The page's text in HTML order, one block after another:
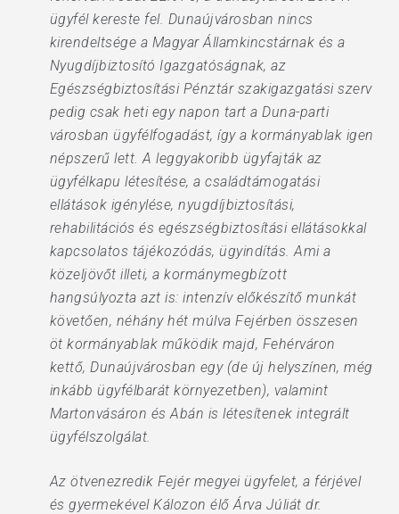
ügyfél kereste fel. Dunaújvárosban nincs
kirendeltsége a Magyar Államkincstárnak és a
Nyugdíjbiztosító Igazgatóságnak, az
Egészségbiztosítási Pénztár szakigazgatási szerv
pedig csak heti egy napon tart a Duna-parti
városban ügyfélfogadást, így a kormányablak igen
népszerű lett. A leggyakoribb ügyfajták az
ügyfélkapu létesítése, a családtámogatási
ellátások igénylése, nyugdíjbiztosítási,
rehabilitációs és egészségbiztosítási ellátásokkal
kapcsolatos tájékozódás, ügyindítás. Ami a
közeljövőt illeti, a kormánymegbízott
hangsúlyozta azt is: intenzív előkészítő munkát
követően, néhány hét múlva Fejérben összesen
öt kormányablak működik majd, Fehérváron
kettő, Dunaújvárosban egy (de új helyszínen, még
inkább ügyfélbarát környezetben), valamint
Martonvásáron és Abán is létesítenek integrált
ügyfélszolgálat.
Az ötvenezredik Fejér megyei ügyfelet, a férjével
és gyermekével Kálozon élő Árva Júliát dr.